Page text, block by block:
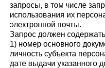
запросы, в том числе
использования их
электронной почты.
Запрос должен
1) номер основного
личность субъекта
дате выдачи указанного